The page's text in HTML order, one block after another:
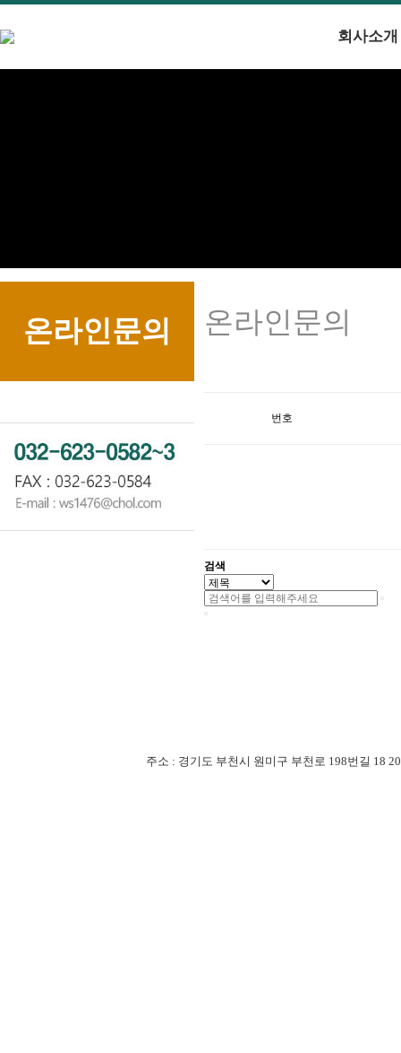
회사소개
온라인문의 온라인문의
번호
검색
주소 : 경기도 부천시 원미구 부천로 198번길